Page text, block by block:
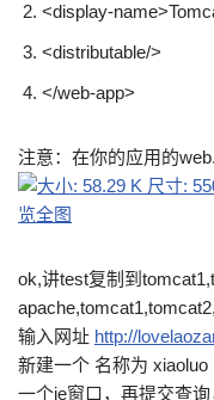
<display-name>
<distributable/>
</web-app>
注意：在你的应用的
ok,讲test复制到
apache,tomcat1,tomcat2,
输入网址 http://
新建一个 名称为
一个ie窗口，再提交查